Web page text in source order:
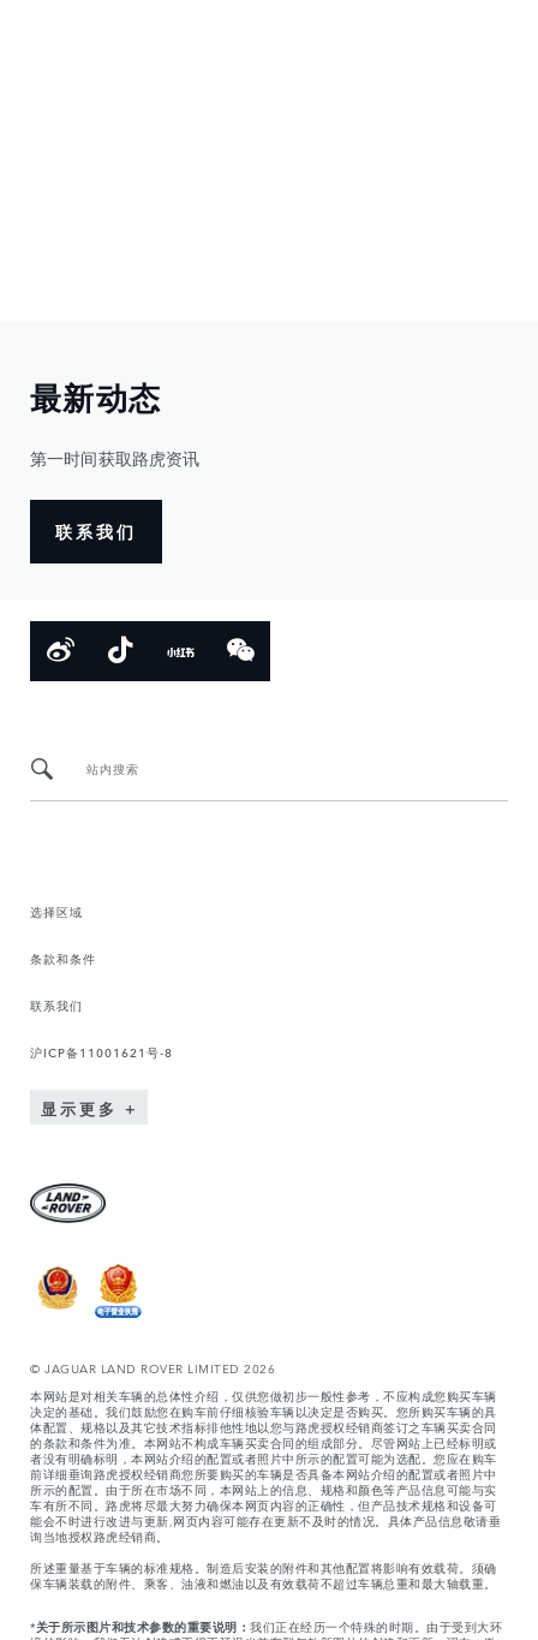
最新动态
第一时间获取路虎资讯
联系我们
站内搜索
选择区域
条款和条件
联系我们
沪ICP备11001621号-8
显示更多
© JAGUAR LAND ROVER LIMITED 2026
本网站是对相关车辆的总体性介绍，仅供您做初步一般性参考，不应构成您购买车辆
决定的基础。我们鼓励您在购车前仔细核验车辆以决定是否购买。您所购买车辆的具
体配置、规格以及其它技术指标排他性地以您与路虎授权经销商签订之车辆买卖合同
的条款和条件为准。本网站不构成车辆买卖合同的组成部分。尽管网站上已经标明或
者没有明确标明，本网站介绍的配置或者照片中所示的配置可能为选配。您应在购车
前详细垂询路虎授权经销商您所要购买的车辆是否具备本网站介绍的配置或者照片中
所示的配置。由于所在市场不同，本网站上的信息、规格和颜色等产品信息可能与实
车有所不同。路虎将尽最大努力确保本网页内容的正确性，但产品技术规格和设备可
能会不时进行改进与更新,网页内容可能存在更新不及时的情况。具体产品信息敬请垂
询当地授权路虎经销商。
所述重量基于车辆的标准规格。制造后安装的附件和其他配置将影响有效载荷。须确
保车辆装载的附件、乘客、油液和燃油以及有效载荷不超过车辆总重和最大轴载重。
*关于所示图片和技术参数的重要说明： 我们正在经历一个特殊的时期。由于受到大环